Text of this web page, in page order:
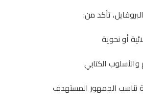
تأكد من:
أو نحوية
الكتابي
تناسب الجمهور المستهدف